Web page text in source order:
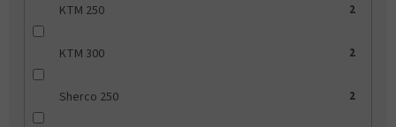
KTM 250 2
KTM 300 2
Sherco 250 2